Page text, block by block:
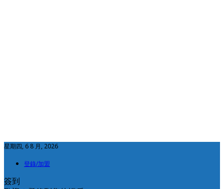
星期四, 6 8 月, 2026
登錄/加盟
簽到